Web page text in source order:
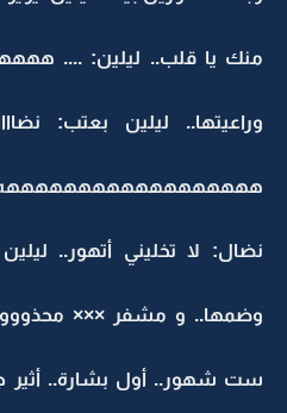
منك يا قلب.. ليلين: ....
وراعيتها.. ليلين بعتب:
ههههههههههههههههههه
نضال: لا تخليني أتهور..
وضمها.. و مشفر ×××
ست شهور.. أول بشارة.. أثير